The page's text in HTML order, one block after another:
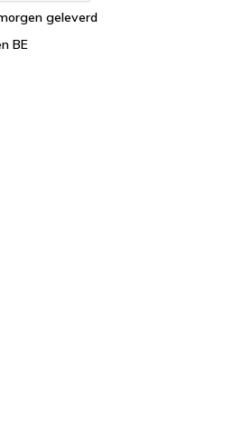
geleverd
BE